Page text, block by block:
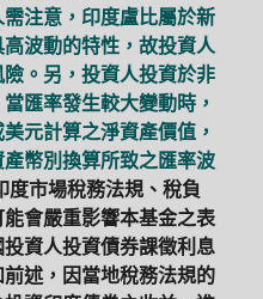
注意，印度盧比屬於新
波動的特性，故投資人
。另，投資人投資於非
匯率發生較大變動時，
元計算之淨資產價值，
幣別換算所致之匯率波
度市場稅務法規、稅負
會嚴重影響本基金之表
資人投資債券課徵利息
述，因當地稅務法規的